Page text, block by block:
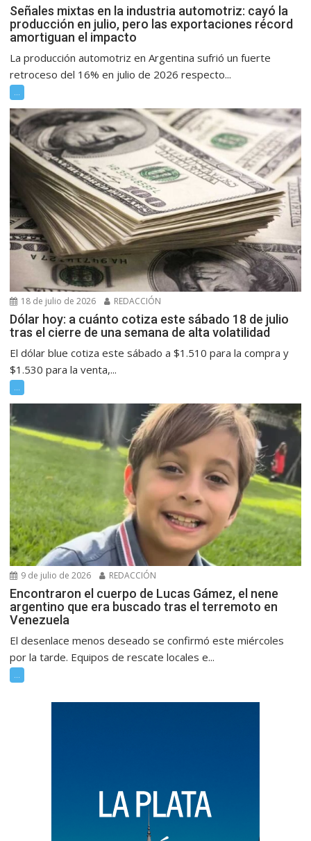
Señales mixtas en la industria automotriz: cayó la
producción en julio, pero las exportaciones récord
amortiguan el impacto
La producción automotriz en Argentina sufrió un fuerte
retroceso del 16% en julio de 2026 respecto...
...
18 de julio de 2026 REDACCIÓN
Dólar hoy: a cuánto cotiza este sábado 18 de julio
tras el cierre de una semana de alta volatilidad
El dólar blue cotiza este sábado a $1.510 para la compra y
$1.530 para la venta,...
9 de julio de 2026 REDACCIÓN
Encontraron el cuerpo de Lucas Gámez, el nene
argentino que era buscado tras el terremoto en
Venezuela
El desenlace menos deseado se confirmó este miércoles
por la tarde. Equipos de rescate locales e...
...